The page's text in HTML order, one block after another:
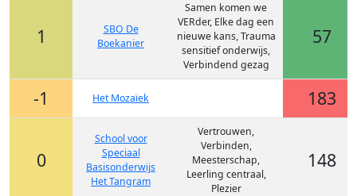
1
SBO De
Boekanier
Samen komen we
VERder, Elke dag een
nieuwe kans, Trauma
sensitief onderwijs,
Verbindend gezag
57
-1 Het Mozaïek 183
0
School voor
Speciaal
Basisonderwijs
Het Tangram
Vertrouwen,
Verbinden,
Meesterschap,
Leerling centraal,
Plezier
148